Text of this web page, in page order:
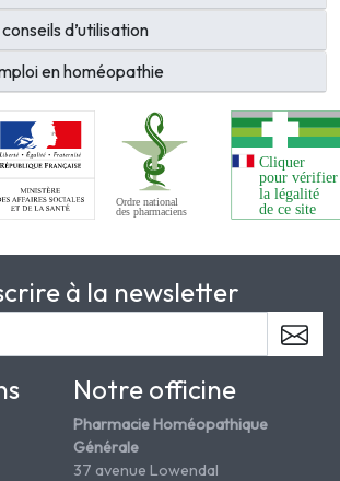
d’utilisation
en homéopathie
à la newsletter
Notre officine
Pharmacie Homéopathique
Générale
37 avenue Lowendal